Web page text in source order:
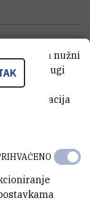
kolačića nužni
dok se drugi
radi
informacija